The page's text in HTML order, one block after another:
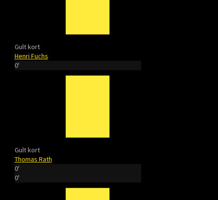
Gult kort
Henri Fuchs
0'
Gult kort
Thomas Rath
0'
0'